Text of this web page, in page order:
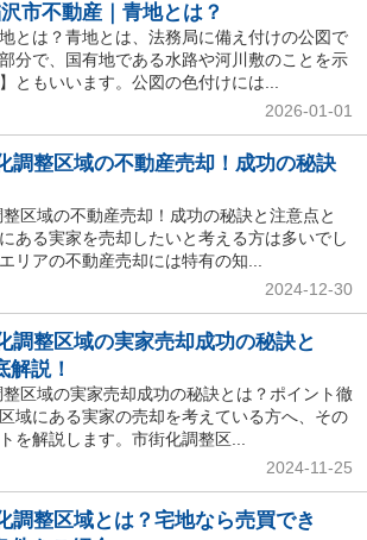
沢市不動産｜青地とは？
とは？青地とは、法務局に備え付けの公図で
分で、国有地である水路や河川敷のことを示
ともいいます。公図の色付けには...
2026-01-01
調整区域の不動産売却！成功の秘訣
整区域の不動産売却！成功の秘訣と注意点と
ある実家を売却したいと考える方は多いでし
リアの不動産売却には特有の知...
2024-12-30
調整区域の実家売却成功の秘訣と
解説！
整区域の実家売却成功の秘訣とは？ポイント徹
域にある実家の売却を考えている方へ、その
を解説します。市街化調整区...
2024-11-25
調整区域とは？宅地なら売買でき